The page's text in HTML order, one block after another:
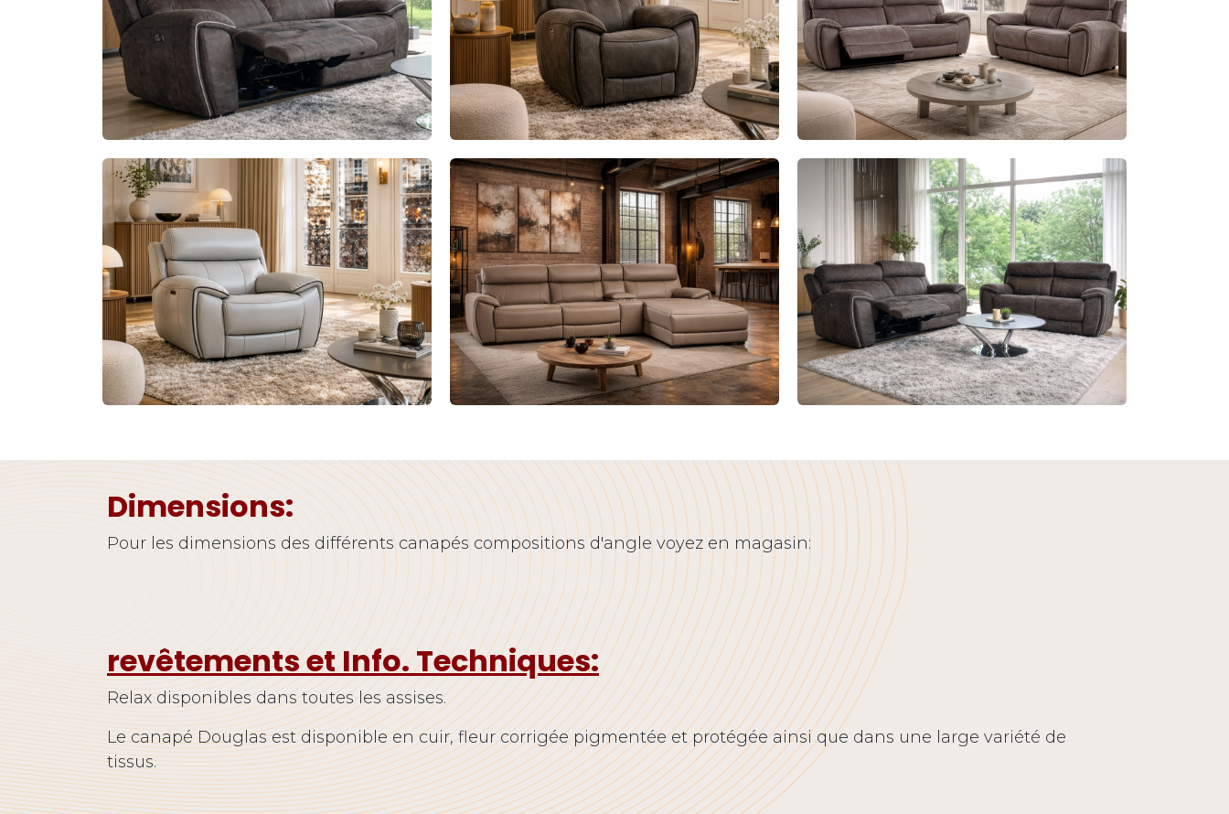
Dimensions:
Pour les dimensions des différents canapés compositions d'angle voyez en magasin:
revêtements et Info. Techniques:
Relax disponibles dans toutes les assises.
Le canapé Douglas est disponible en cuir, fleur corrigée pigmentée et protégée ainsi que dans une large variété de
tissus.